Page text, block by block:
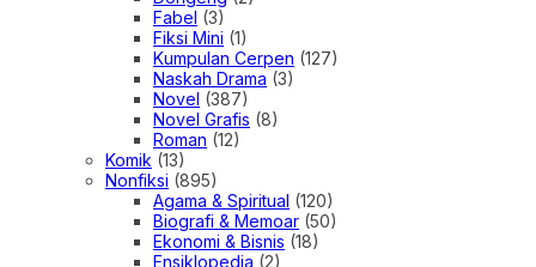
Fabel (3)
Fiksi Mini (1)
Kumpulan Cerpen (127)
Naskah Drama (3)
Novel (387)
Novel Grafis (8)
Roman (12)
Komik (13)
Nonfiksi (895)
Agama & Spiritual (120)
Biografi & Memoar (50)
Ekonomi & Bisnis (18)
Ensiklopedia (2)